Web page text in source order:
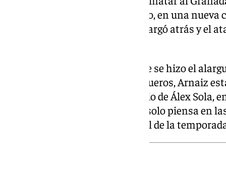
última puñalada. La asestó Lazo, en una nueva
explotó por el perfil zurdo. Descargó atrás y el
No hubo más, por muy largo que se hizo el
rematar fuera un córner de Trigueros, Arnaiz
Petit peinó desviado otro servicio de Álex Sola,
equipo moribundo. El Granada solo piensa en
Qué largo se le va a hacer el final de la